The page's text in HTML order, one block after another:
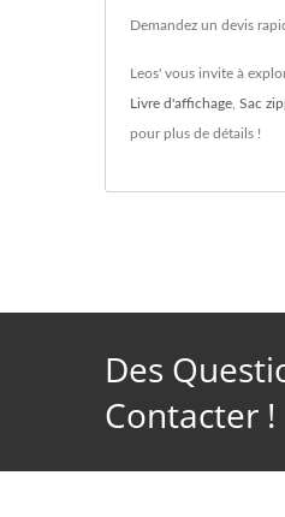
Demandez un devis
Leos' vous invite à
Livre d'affichage Sac
pour plus de détails !
Des
Contacter !